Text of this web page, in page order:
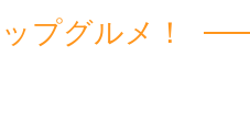
プグルメ！